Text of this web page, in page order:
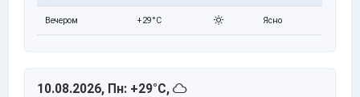
Вечером +29°C Ясно
10.08.2026, Пн: +29°C,